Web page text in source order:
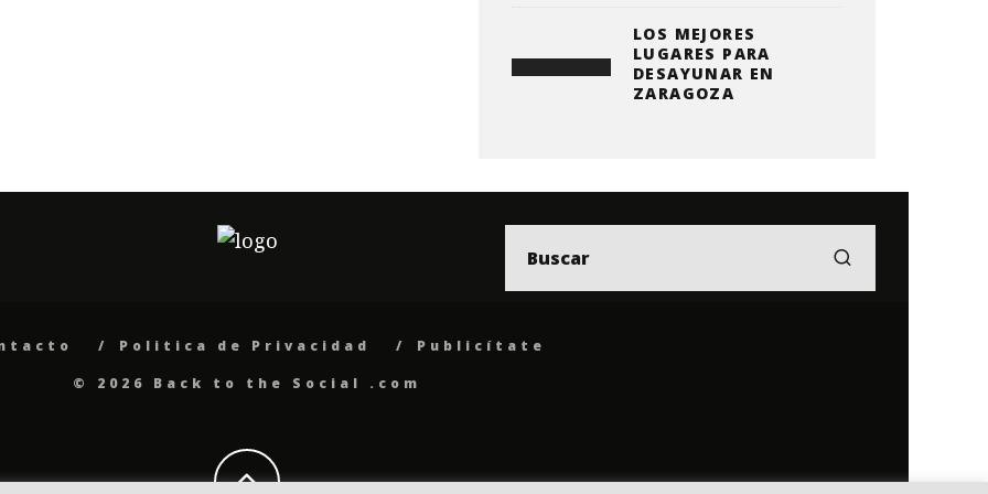
LOS MEJORES
LUGARES PARA
DESAYUNAR EN
ZARAGOZA
Politica de Privacidad
Publicítate
© 2026 Back to the Social .com